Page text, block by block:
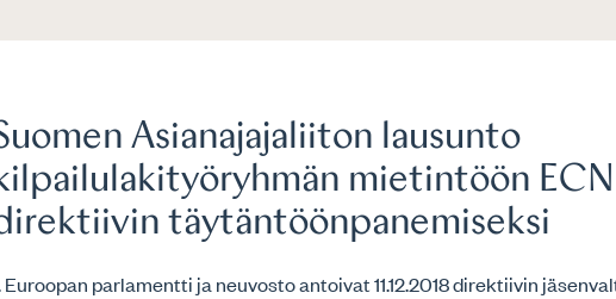
Asianajajaliiton lausunto
mietintöön
täytäntöönpanemiseksi
Euroopan parlamentti ja neuvosto antoivat 11.12.2018 direktiivin